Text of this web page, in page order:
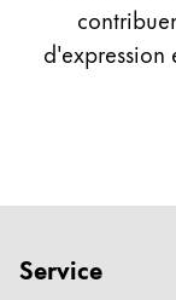
d'expression
Service